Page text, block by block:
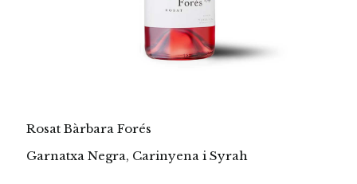
Rosat Bàrbara Forés
Garnatxa Negra, Carinyena i Syrah